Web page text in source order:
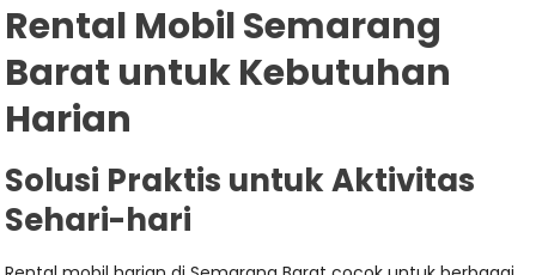
Rental Mobil Semarang
Barat untuk Kebutuhan
Harian
Solusi Praktis untuk Aktivitas
Sehari-hari